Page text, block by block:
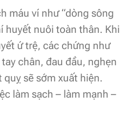
máu ví như “dòng sông
huyết nuôi toàn thân. Khi
ứ trệ, các chứng như
chân, đau đầu, nghẹn
sẽ sớm xuất hiện.
làm sạch – làm mạnh –